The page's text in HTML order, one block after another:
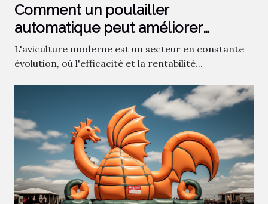
Comment un poulailler
automatique peut améliorer
l’efficacité et la rentabilité de votre
exploitation avicole
L'aviculture moderne est un secteur en constante
évolution, où l'efficacité et la rentabilité...